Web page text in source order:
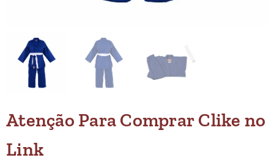
Atenção Para Comprar Clike no
Link